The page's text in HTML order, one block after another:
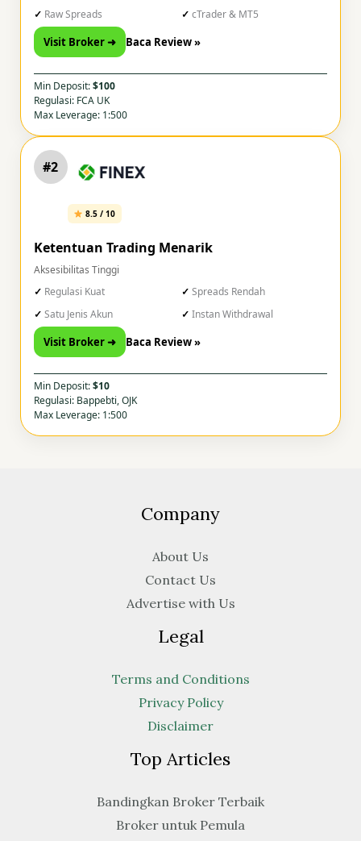
Raw Spreads
cTrader & MT5
Visit Broker ➜ Baca Review »
Min Deposit:$100
Regulasi: FCA UK
Max Leverage: 1:500
#2
8.5 / 10
Ketentuan Trading Menarik
Aksesibilitas Tinggi
Regulasi Kuat
Spreads Rendah
Satu Jenis Akun
Instan Withdrawal
Visit Broker ➜ Baca Review »
Min Deposit:$10
Regulasi: Bappebti, OJK
Max Leverage: 1:500
Company
About Us
Contact Us
Advertise with Us
Legal
Terms and Conditions
Privacy Policy
Disclaimer
Top Articles
Bandingkan Broker Terbaik
Broker untuk Pemula